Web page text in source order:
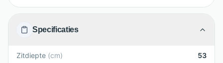
Specificaties
Zitdiepte (cm) 53